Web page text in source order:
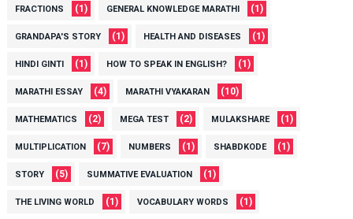
FRACTIONS (1) GENERAL KNOWLEDGE MARATHI (1)
GRANDAPA'S STORY (1) HEALTH AND DISEASES (1)
HINDI GINTI (1) HOW TO SPEAK IN ENGLISH? (1)
MARATHI ESSAY (4) MARATHI VYAKARAN (10)
MATHEMATICS (2) MEGA TEST (2) MULAKSHARE (1)
MULTIPLICATION (7) NUMBERS (1) SHABDKODE (1)
STORY (5) SUMMATIVE EVALUATION (1)
THE LIVING WORLD (1) VOCABULARY WORDS (1)